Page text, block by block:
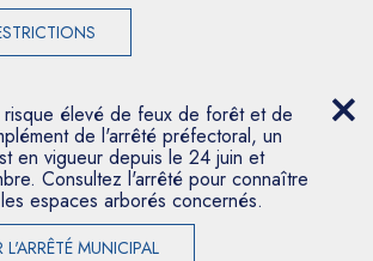
élevé de feux de forêt et de
de l'arrêté préfectoral, un
en vigueur depuis le 24 juin et
Consultez l'arrêté pour connaître
espaces arborés concernés.
MUNICIPAL